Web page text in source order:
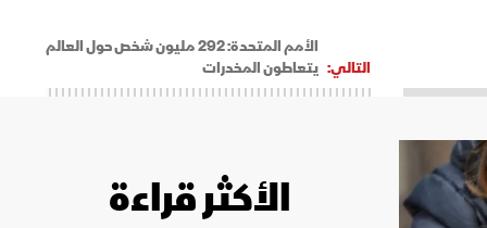
التالي:
الأمم المتحدة: 292 مليون شخص حول العالم
يتعاطون المخدرات
الأكثر قراءة